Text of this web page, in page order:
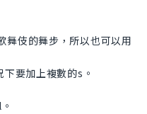
舞伎的舞步，所以也可以用
要加上複數的s。